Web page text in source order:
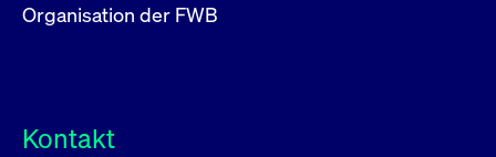
Organisation der FWB
Kontakt